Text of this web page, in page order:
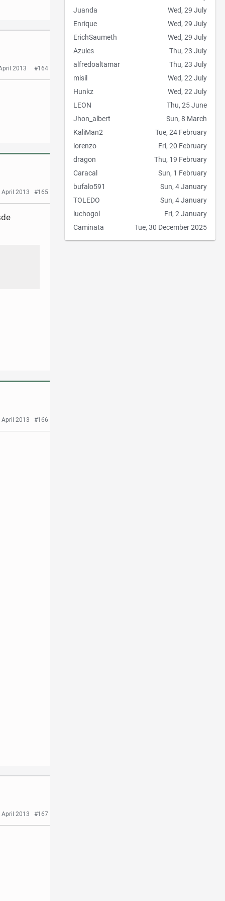
2013 #164
April 2013 #165
April 2013 #166
April 2013 #167
Wed, 29 July
Juanda
Wed, 29 July
Enrique
Wed, 29 July
ErichSaumeth
Thu, 23 July
Azules
Thu, 23 July
alfredoaltamar
Wed, 22 July
misil
Wed, 22 July
Hunkz
Thu, 25 June
LEON
Sun, 8 March
Jhon_albert
Tue, 24 February
KaliMan2
Fri, 20 February
lorenzo
Thu, 19 February
dragon
Sun, 1 February
Caracal
Sun, 4 January
bufalo591
Sun, 4 January
TOLEDO
Fri, 2 January
luchogol
Tue, 30 December 2025
Caminata